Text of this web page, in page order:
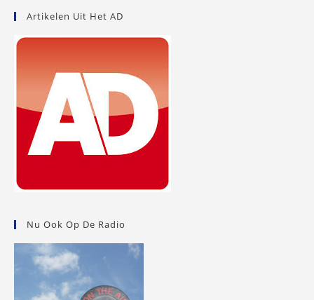
Artikelen Uit Het AD
Nu Ook Op De Radio